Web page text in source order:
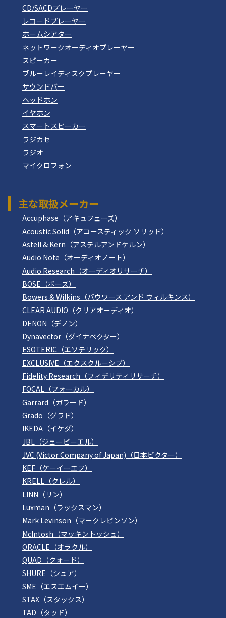
CD/SACDプレーヤー
レコードプレーヤー
ホームシアター
ネットワークオーディオプレーヤー
スピーカー
ブルーレイディスクプレーヤー
サウンドバー
ヘッドホン
イヤホン
スマートスピーカー
ラジカセ
ラジオ
マイクロフォン
主な取扱メーカー
Accuphase（アキュフェーズ）
Acoustic Solid（アコースティック ソリッド）
Astell & Kern（アステルアンドケルン）
Audio Note（オーディオノート）
Audio Research（オーディオリサーチ）
BOSE（ボーズ）
Bowers & Wilkins（バウワース アンド ウィルキンス）
CLEAR AUDIO（クリアオーディオ）
DENON（デノン）
Dynavector（ダイナベクター）
ESOTERIC（エソテリック）
EXCLUSIVE（エクスクルーシブ）
Fidelity Research（フィデリティリサーチ）
FOCAL（フォーカル）
Garrard（ガラード）
Grado（グラド）
IKEDA（イケダ）
JBL（ジェービーエル）
JVC (Victor Company of Japan)（日本ビクター）
KEF（ケーイーエフ）
KRELL（クレル）
LINN（リン）
Luxman（ラックスマン）
Mark Levinson（マークレビンソン）
McIntosh（マッキントッシュ）
ORACLE（オラクル）
QUAD（クォード）
SHURE（シュア）
SME（エスエムイー）
STAX（スタックス）
TAD（タッド）